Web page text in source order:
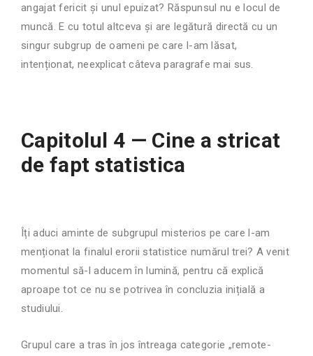
angajat fericit și unul epuizat? Răspunsul nu e locul de
muncă. E cu totul altceva și are legătură directă cu un
singur subgrup de oameni pe care l-am lăsat,
intenționat, neexplicat câteva paragrafe mai sus.
Capitolul 4 — Cine a stricat
de fapt statistica
Îți aduci aminte de subgrupul misterios pe care l-am
menționat la finalul erorii statistice numărul trei? A venit
momentul să-l aducem în lumină, pentru că explică
aproape tot ce nu se potrivea în concluzia inițială a
studiului.
Grupul care a tras în jos întreaga categorie „remote-